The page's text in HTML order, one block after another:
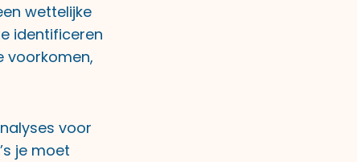
wettelijke
identificeren
voorkomen,
voor
je moet